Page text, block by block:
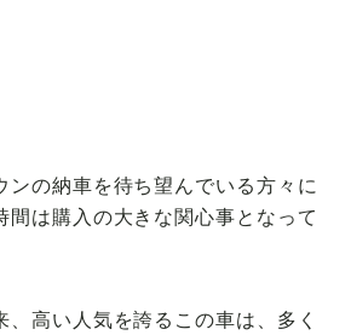
ンの納車を待ち望んでいる方々に
間は購入の大きな関心事となって
、高い人気を誇るこの車は、多く